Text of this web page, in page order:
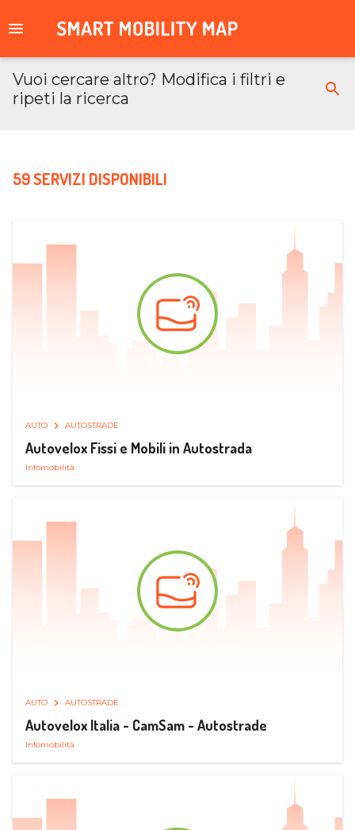
Vuoi cercare altro? Modifica i filtri e
ripeti la ricerca
59 SERVIZI DISPONIBILI
AUTO AUTOSTRADE
Autovelox Fissi e Mobili in Autostrada
Infomobilità
AUTO AUTOSTRADE
Autovelox Italia - CamSam - Autostrade
Infomobilità